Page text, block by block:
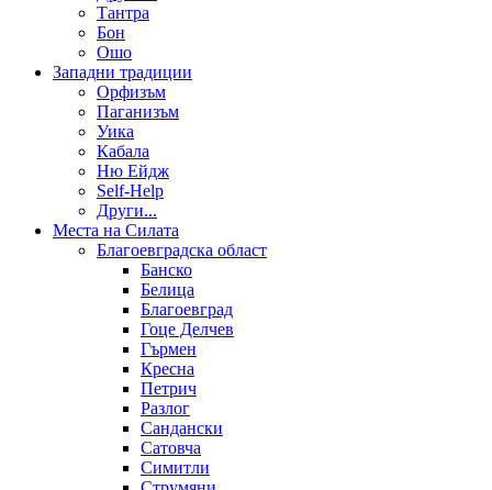
Тантра
Бон
Ошо
Западни традиции
Орфизъм
Паганизъм
Уика
Кабала
Ню Ейдж
Self-Help
Други...
Места на Силата
Благоевградска област
Банско
Белица
Благоевград
Гоце Делчев
Гърмен
Кресна
Петрич
Разлог
Сандански
Сатовча
Симитли